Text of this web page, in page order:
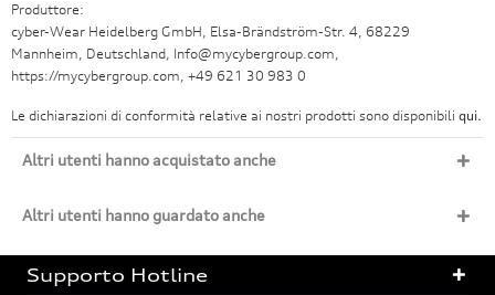
Produttore:
cyber-Wear Heidelberg GmbH, Elsa-Brändström-Str. 4, 68229
Mannheim, Deutschland, Info@mycybergroup.com,
https://mycybergroup.com, +49 621 30 983 0
Le dichiarazioni di conformità relative ai nostri prodotti sono disponibili qui.
Altri utenti hanno acquistato anche
Altri utenti hanno guardato anche
Supporto Hotline